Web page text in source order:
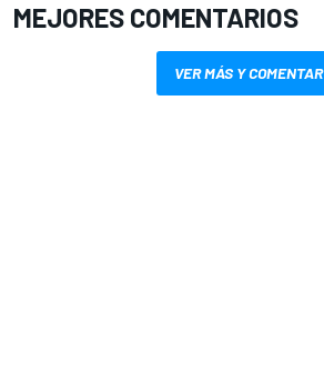
MEJORES COMENTARIOS
VER MÁS Y COMENTAR